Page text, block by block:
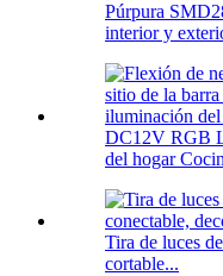
Púrpura
interior y
DC12V RGB
del hogar
Tira de luces
cortable...